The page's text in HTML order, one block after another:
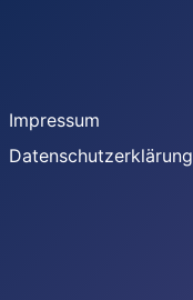
Impressum
Datenschutzerklärung